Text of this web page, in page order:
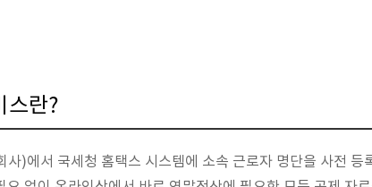
스란?
사)에서 국세청 홈택스 시스템에 소속 근로자 명단을 사전 등